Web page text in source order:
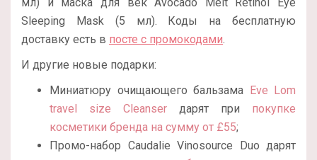
мл) и маска для век Avocado Melt Retinol Eye
Sleeping Mask (5 мл). Коды на бесплатную
доставку есть в посте с промокодами.
И другие новые подарки:
Миниатюру очищающего бальзама
Eve Lom
travel size Cleanser дарят при покупке
косметики бренда на сумму от £55;
Промо-набор Caudalie Vinosource Duo дарят